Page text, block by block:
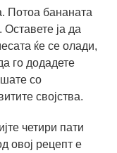
Потоа бананата
Оставете ја да
ќе се олади,
го додадете
со
својства.
четири пати
овој рецепт е